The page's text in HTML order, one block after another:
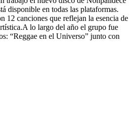
disponible en todas las plataformas.
12 canciones que reflejan la esencia de
lo largo del año el grupo fue
“Reggae en el Universo” junto con